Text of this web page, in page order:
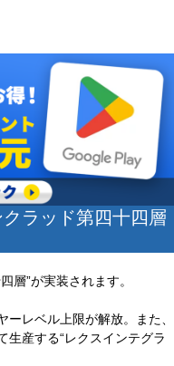
ラッド第四十四層
”が実装されます。
レベル上限が解放。また、
生産する“レクスインテグラ